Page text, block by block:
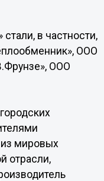
в частности,
ООО
ООО
из мировых
отрасли,